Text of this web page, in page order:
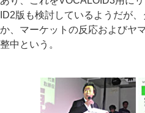
ID2版も検討しているようだが
か、マーケットの反応およびヤ
整中という。